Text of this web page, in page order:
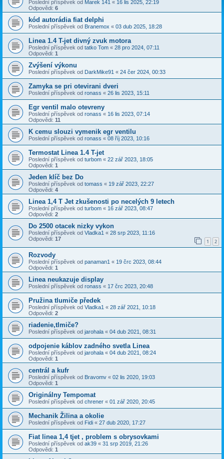
Poslední příspěvek od Marek 141 « 16 lis 2025, 22:19
Odpovědi: 6
kód autorádia fiat delphi
Poslední příspěvek od Branemox « 03 dub 2025, 18:28
Linea 1.4 T-jet divný zvuk motora
Poslední příspěvek od tatko Tom « 28 pro 2024, 07:11
Odpovědi: 1
Zvýšení výkonu
Poslední příspěvek od DarkMike91 « 24 čer 2024, 00:33
Zamyka se pri otevirani dveri
Poslední příspěvek od ronass « 26 lis 2023, 15:11
Egr ventil malo otevreny
Poslední příspěvek od ronass « 16 lis 2023, 07:14
Odpovědi: 11
K cemu slouzi vymenik egr ventilu
Poslední příspěvek od ronass « 08 říj 2023, 10:16
Termostat Linea 1.4 T-jet
Poslední příspěvek od turbom « 22 zář 2023, 18:05
Odpovědi: 1
Jeden klíč bez Do
Poslední příspěvek od tomass « 19 zář 2023, 22:27
Odpovědi: 4
Linea 1,4 T Jet zkušenosti po necelých 9 letech
Poslední příspěvek od turbom « 16 zář 2023, 08:47
Odpovědi: 2
Do 2500 otacek nizky vykon
Poslední příspěvek od Vladka1 « 28 srp 2023, 11:16
Odpovědi: 17 1 2
Rozvody
Poslední příspěvek od panaman1 « 19 črc 2023, 08:44
Odpovědi: 1
Linea neukazuje display
Poslední příspěvek od ronass « 17 črc 2023, 20:48
Pružina tlumiče předek
Poslední příspěvek od Vladka1 « 28 zář 2021, 10:18
Odpovědi: 2
riadenie,tlmiče?
Poslední příspěvek od jarohala « 04 dub 2021, 08:31
odpojenie káblov zadného svetla Linea
Poslední příspěvek od jarohala « 04 dub 2021, 08:24
Odpovědi: 1
centrál a kufr
Poslední příspěvek od Bravomv « 02 lis 2020, 19:03
Odpovědi: 1
Originálny Tempomat
Poslední příspěvek od chrener « 01 zář 2020, 20:45
Mechanik Žilina a okolie
Poslední příspěvek od Fidi « 27 dub 2020, 17:27
Fiat linea 1,4 tjet , problem s obrysovkami
Poslední příspěvek od ak39 « 31 srp 2019, 21:26
Odpovědi: 1